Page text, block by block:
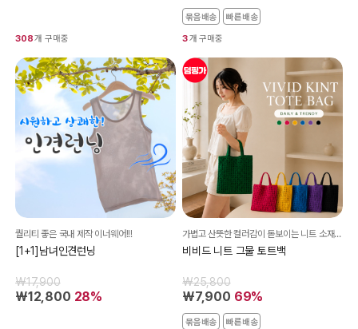
308개 구매중
묶음배송 빠른배송
3개 구매중
퀄리티 좋은 국내 제작 이너웨어!!!
[1+1]남녀인견런닝
₩17,900
₩12,800 28%
가볍고 산뜻한 컬러감이 돋보이는 니트 소재의 데일리 그물 토트백
비비드 니트 그물 토트백
₩25,800
₩7,900 69%
묶음배송 빠른배송